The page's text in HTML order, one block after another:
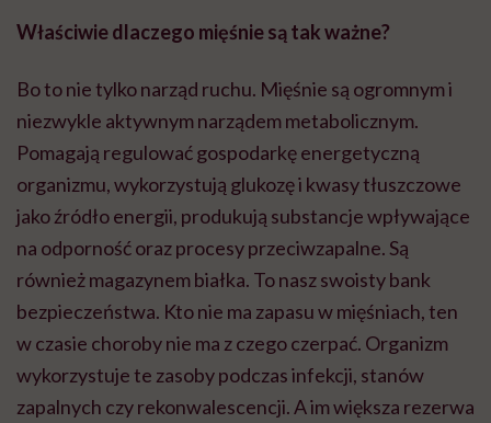
Właściwie dlaczego mięśnie są tak ważne?
Bo to nie tylko narząd ruchu. Mięśnie są ogromnym i
niezwykle aktywnym narządem metabolicznym.
Pomagają regulować gospodarkę energetyczną
organizmu, wykorzystują glukozę i kwasy tłuszczowe
jako źródło energii, produkują substancje wpływające
na odporność oraz procesy przeciwzapalne. Są
również magazynem białka. To nasz swoisty bank
bezpieczeństwa. Kto nie ma zapasu w mięśniach, ten
w czasie choroby nie ma z czego czerpać. Organizm
wykorzystuje te zasoby podczas infekcji, stanów
zapalnych czy rekonwalescencji. A im większa rezerwa